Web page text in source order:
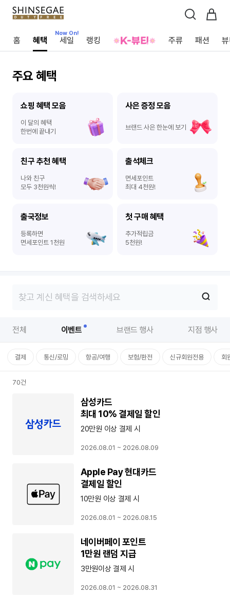
홈 혜택 세일
Now On!
Now On!
랭킹 주류 패션
주요 혜택
쇼핑 혜택 모음
이 달의 혜택
한번에 끝내기
사은 증정 모음
브랜드 사은 한눈에 보기
친구 추천 혜택
나와 친구
모두 3천원씩!
출석체크
면세포인트
최대 4천원!
출국정보
등록하면
면세포인트 1천원
첫 구매 혜택
추가적립금
5천원!
인혜택 모두 보기 검색창 열기
전체 이벤트 브랜드 행사 지점 행사
벤
결제 통신/로밍 항공/여행 보험/환전 신규회원전용 회
벤
70건
삼성카드
최대 10% 결제일 할인
20만원 이상 결제 시
2026.08.01 ~ 2026.08.09
Apple Pay 현대카드
결제일 할인
10만원 이상 결제 시
2026.08.01 ~ 2026.08.15
네이버페이 포인트
1만원 랜덤 지급
3만원이상 결제 시
2026.08.01 ~ 2026.08.31